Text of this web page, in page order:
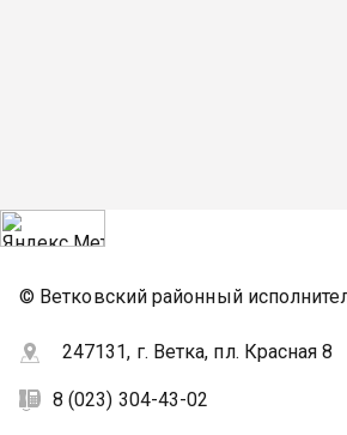
© Ветковский районный
247131, г. Ветка, пл. Красная 8
8 (023) 304-43-02